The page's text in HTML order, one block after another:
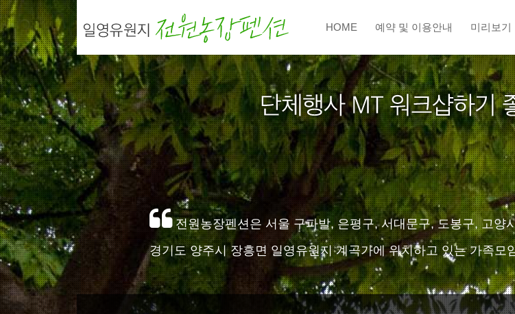
HOME 예약 및 이용안내 미리보기
전원농장펜션은 서울 구파발, 은평구, 서대문구, 도봉구, 고양
경기도 양주시 장흥면 일영유원지 계곡가에 위치하고 있는 가족